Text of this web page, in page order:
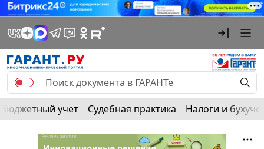
Бюджетный учет Судебная практика Налоги и